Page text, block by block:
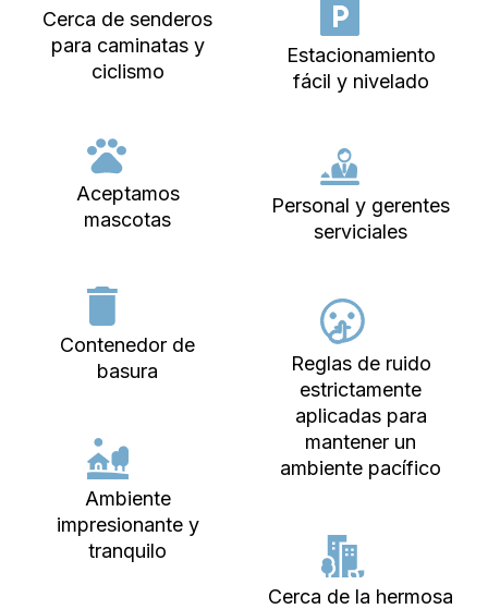
Cerca de senderos
para caminatas y
ciclismo
Aceptamos
mascotas
Contenedor de
basura
Ambiente
impresionante y
tranquilo
Estacionamiento
fácil y nivelado
Personal y gerentes
serviciales
Reglas de ruido
estrictamente
aplicadas para
mantener un
ambiente pacífico
Cerca de la hermosa